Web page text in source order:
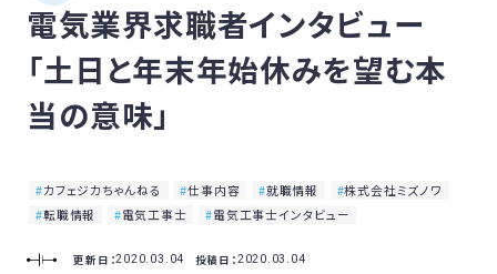
電気業界求職者インタビュー
「土日と年末年始休みを望む本
当の意味」
カフェジカちゃんねる 仕事内容 就職情報
株式会社ミズノワ
転職情報
電気工事士 電気工事士インタビュー
更新日：2020.03.04 投稿日：2020.03.04